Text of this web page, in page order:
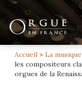
Accueil > La musique
les compositeurs
orgues de la